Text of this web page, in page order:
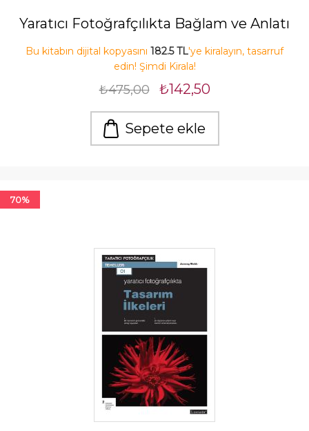
Yaratıcı Fotoğrafçılıkta Bağlam ve Anlatı
Bu kitabın dijital kopyasını 182.5 TL'ye kiralayın, tasarruf
edin! Şimdi Kirala!
₺475,00 ₺142,50
Sepete ekle
70%